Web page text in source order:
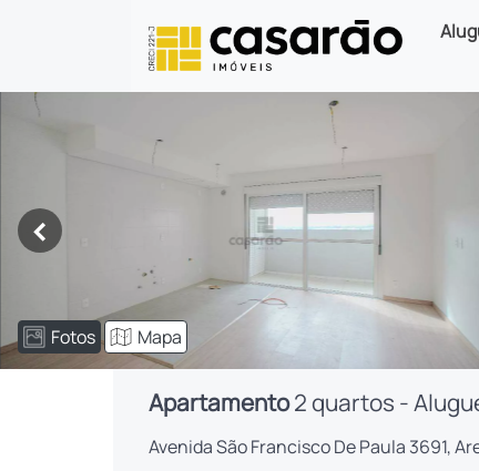
<
Fotos Mapa
Apartamento2 quartos -
Avenida São Francisco De Paula 3691,